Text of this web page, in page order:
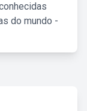
do mundo -